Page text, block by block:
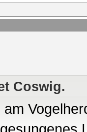
Coswig.